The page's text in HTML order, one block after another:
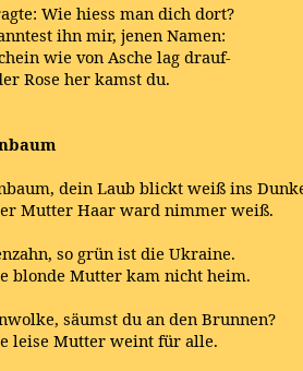
Wie hiess man dich dort?
ihn mir, jenen Namen:
wie von Asche lag drauf-
Rose her kamst du.
dein Laub blickt weiß ins
Mutter Haar ward nimmer weiß.
so grün ist die Ukraine.
blonde Mutter kam nicht heim.
säumst du an den Brunnen?
leise Mutter weint für alle.